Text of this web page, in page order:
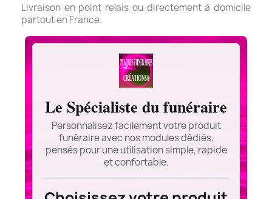
Livraison en point relais ou directement à domicile
partout en France.
Le Spécialiste du funéraire
Personnalisez facilement votre produit
funéraire avec nos modules dédiés,
pensés pour une utilisation simple, rapide
et confortable.